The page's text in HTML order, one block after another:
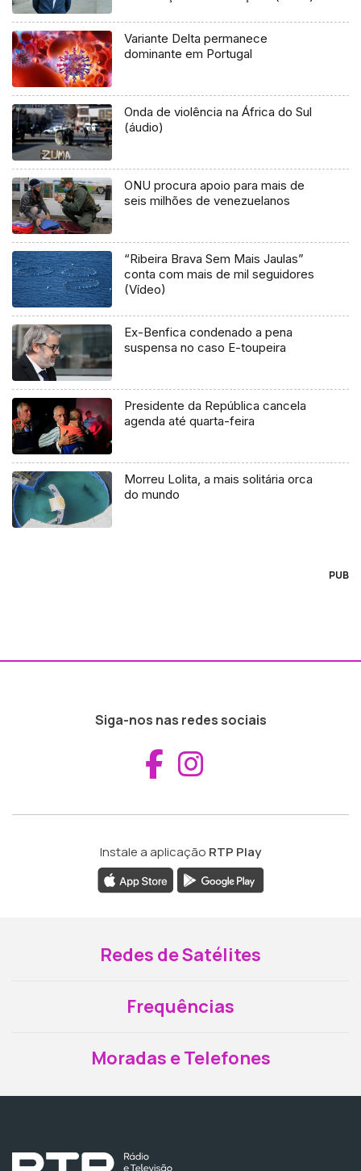
Variante Delta permanece
dominante em Portugal
Onda de violência na África do Sul
(áudio)
ONU procura apoio para mais de
seis milhões de venezuelanos
“Ribeira Brava Sem Mais Jaulas”
conta com mais de mil seguidores
(Vídeo)
Ex-Benfica condenado a pena
suspensa no caso E-toupeira
Presidente da República cancela
agenda até quarta-feira
Morreu Lolita, a mais solitária orca
do mundo
PUB
Siga-nos nas redes sociais
Aceder ao
Instale a aplicação RTP Play
Redes de Satélites
Frequências
Moradas e Telefones